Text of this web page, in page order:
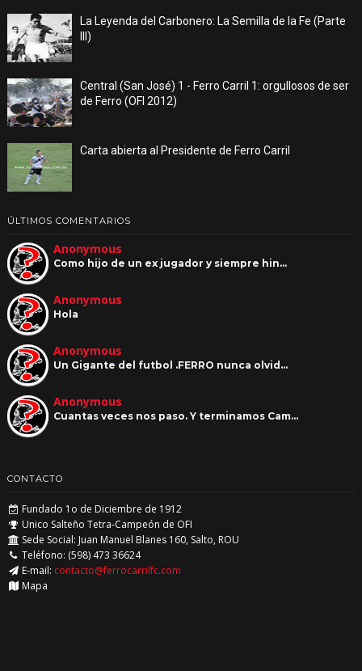
La Leyenda del Carbonero: La Semilla de la Fe (Parte
III)
Central (San José) 1 - Ferro Carril 1: orgullosos de ser
de Ferro (OFI 2012)
Carta abierta al Presidente de Ferro Carril
ÚLTIMOS COMENTARIOS
Anonymous
Como hijo de un ex jugador y siempre hin…
Anonymous
Hola
Anonymous
Un Gigante del futbol .FERRO nunca olvid…
Anonymous
Cuantas veces nos paso. Y terminamos Cam…
CONTACTO
Fundado 1o de Diciembre de 1912
Unico Salteño Tetra-Campeón de OFI
Sede Social: Juan Manuel Blanes 160, Salto, ROU
Teléfono: (598) 473 36624
E-mail: contacto@ferrocarrilfc.com
Mapa